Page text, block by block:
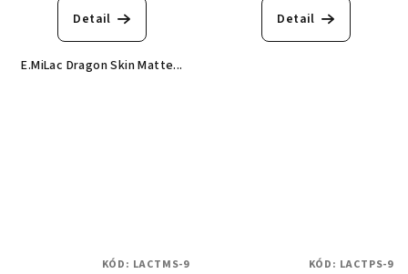
Detail
E.MiLac Dragon Skin Matte...
Detail
KÓD: LACTMS-9 KÓD: LACTPS-9